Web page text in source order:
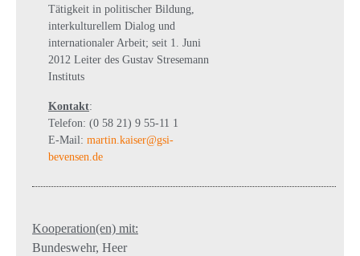
Tätigkeit in politischer Bildung,
interkulturellem Dialog und
internationaler Arbeit; seit 1. Juni
2012 Leiter des Gustav Stresemann
Instituts
Kontakt:
Telefon: (0 58 21) 9 55-11 1
E-Mail: martin.kaiser@gsi-
bevensen.de
Kooperation(en) mit:
Bundeswehr, Heer